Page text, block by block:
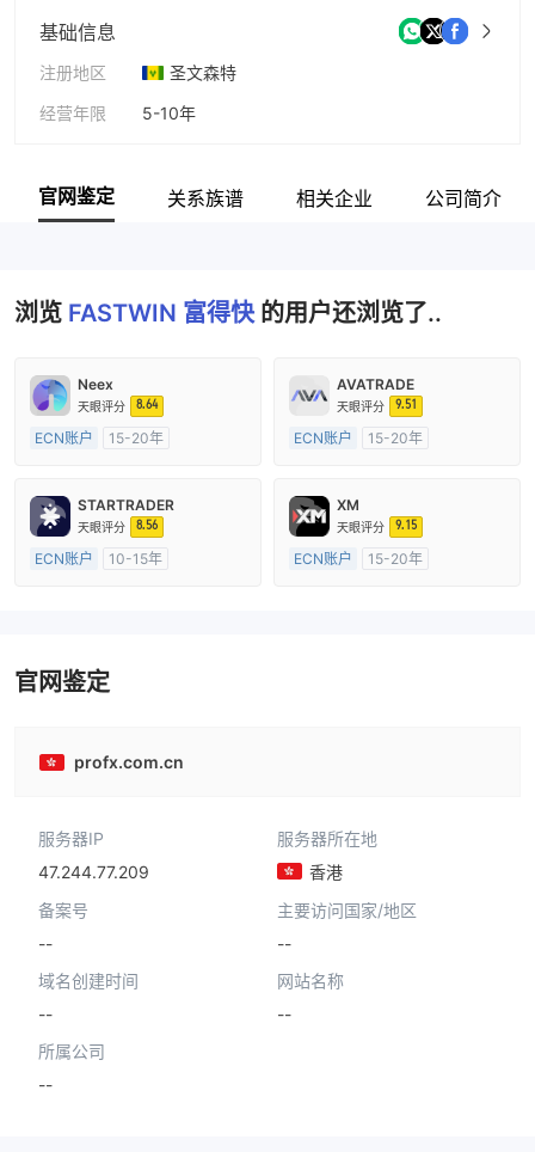
基础信息
注册地区
圣文森特
经营年限
5-10年
官网鉴定 关系族谱 相关企业 公司简介
浏览 FASTWIN 富得快的用户还浏览了..
Neex
天眼评分 8.64
ECN账户
15-20年
主标MT4
AVATRADE
天眼评分 9.51
ECN账户
15-20年
主标MT4
STARTRADER
天眼评分 8.56
ECN账户
10-15年
XM
天眼评分 9.15
ECN账户
15-20年
官网鉴定
profx.com.cn
服务器IP
47.244.77.209
服务器所在地
香港
备案号
--
主要访问国家/地区
--
域名创建时间
--
网站名称
--
所属公司
--